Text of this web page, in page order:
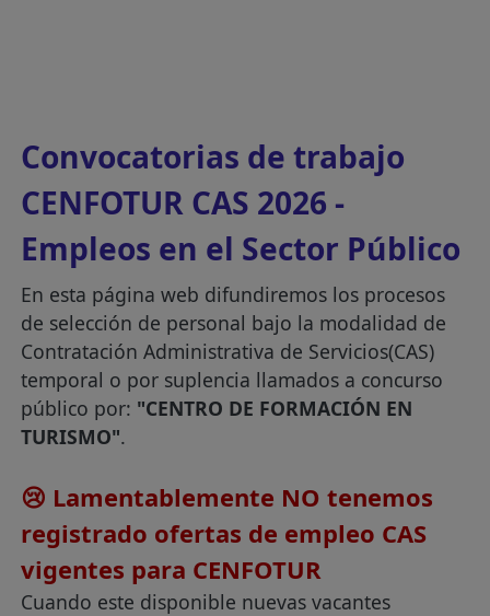
Convocatorias de trabajo
CENFOTUR CAS 2026 -
Empleos en el Sector Público
En esta página web difundiremos los procesos
de selección de personal bajo la modalidad de
Contratación Administrativa de Servicios(CAS)
temporal o por suplencia llamados a concurso
público por: "CENTRO DE FORMACIÓN EN
TURISMO".
😢 Lamentablemente NO tenemos
registrado ofertas de empleo CAS
vigentes para CENFOTUR
Cuando este disponible nuevas vacantes